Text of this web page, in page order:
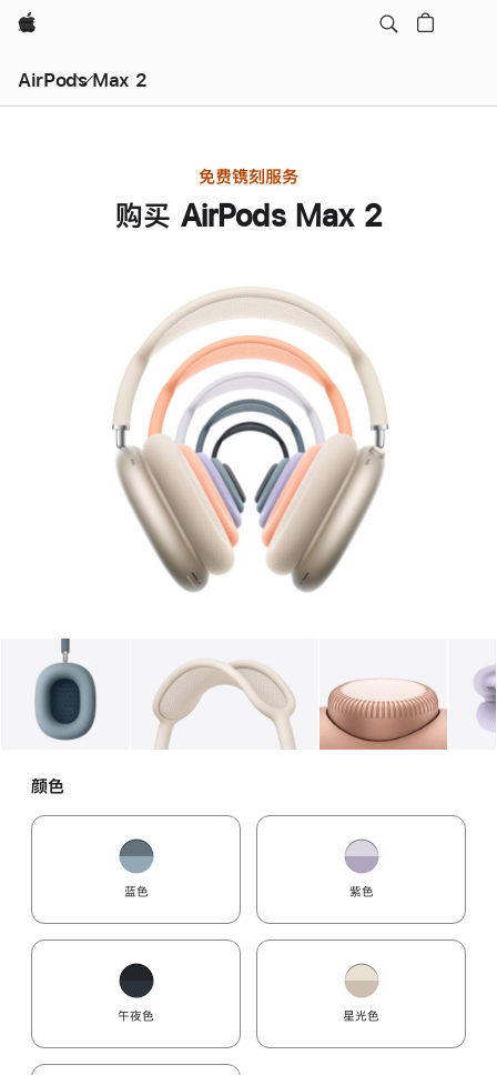
Apple
AirPods Max 2
免费镌刻服务
购买 AirPods Max 2
图库 1 图库 图像 图库 图像
颜色
蓝色 紫色
午夜色 星光色